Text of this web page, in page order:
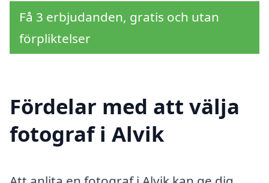
Få 3 erbjudanden, gratis och utan
förpliktelser
Fördelar med att välja
fotograf i Alvik